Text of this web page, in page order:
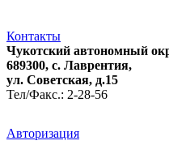
Контакты
Чукотский автономный
689300, с. Лаврентия,
ул. Советская, д.15
Тел/Факс.: 2-28-56
Авторизация